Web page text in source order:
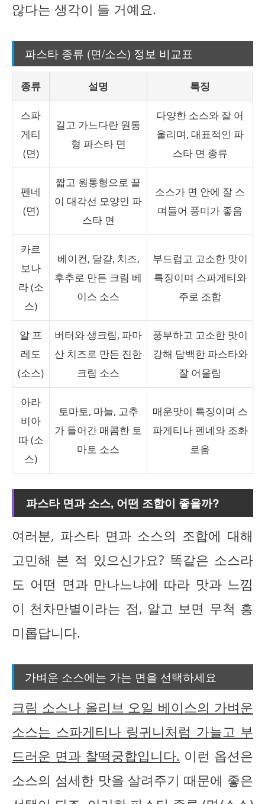
않다는 생각이 들 거예요.
파스타 종류 (면/소스) 정보 비교표
종류 설명 특징
스파
게티
(면)
길고 가느다란 원통
형 파스타 면
다양한 소스와 잘 어
울리며, 대표적인 파
스타 면 종류
펜네
(면)
짧고 원통형으로 끝
이 대각선 모양인 파
스타 면
소스가 면 안에 잘 스
며들어 풍미가 좋음
카르
보나
라 (소
스)
베이컨, 달걀, 치즈,
후추로 만든 크림 베
이스 소스
부드럽고 고소한 맛이
특징이며 스파게티와
주로 조합
알 프
레도
(소스)
버터와 생크림, 파마
산 치즈로 만든 진한
크림 소스
풍부하고 고소한 맛이
강해 담백한 파스타와
잘 어울림
아라
비아
따 (소
스)
토마토, 마늘, 고추
가 들어간 매콤한 토
마토 소스
매운맛이 특징이며 스
파게티나 펜네와 조화
로움
파스타 면과 소스, 어떤 조합이 좋을까?
여러분, 파스타 면과 소스의 조합에 대해
고민해 본 적 있으신가요? 똑같은 소스라
도 어떤 면과 만나느냐에 따라 맛과 느낌
이 천차만별이라는 점, 알고 보면 무척 흥
미롭답니다.
가벼운 소스에는 가는 면을 선택하세요
크림 소스나 올리브 오일 베이스의 가벼운
소스는 스파게티나 링귀니처럼 가늘고 부
드러운 면과 찰떡궁합입니다. 이런 옵션은
소스의 섬세한 맛을 살려주기 때문에 좋은